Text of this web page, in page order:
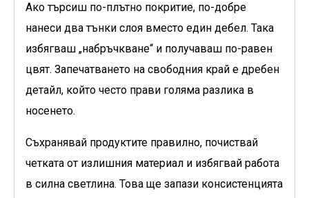
Ако търсиш по-плътно покритие, по-добре
нанеси два тънки слоя вместо един дебел. Така
избягваш „набръчкване“ и получаваш по-равен
цвят. Запечатването на свободния край е дребен
детайл, който често прави голяма разлика в
носенето.
Съхранявай продуктите правилно, почиствай
четката от излишния материал и избягвай работа
в силна светлина. Това ще запази консистенцията